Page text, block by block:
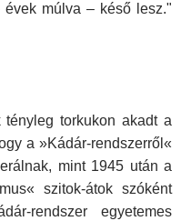
múlva – késő lesz."
tényleg torkukon akadt a
a »Kádár-rendszerről«
mint 1945 után a
szitok-átok szóként
rendszer egyetemes